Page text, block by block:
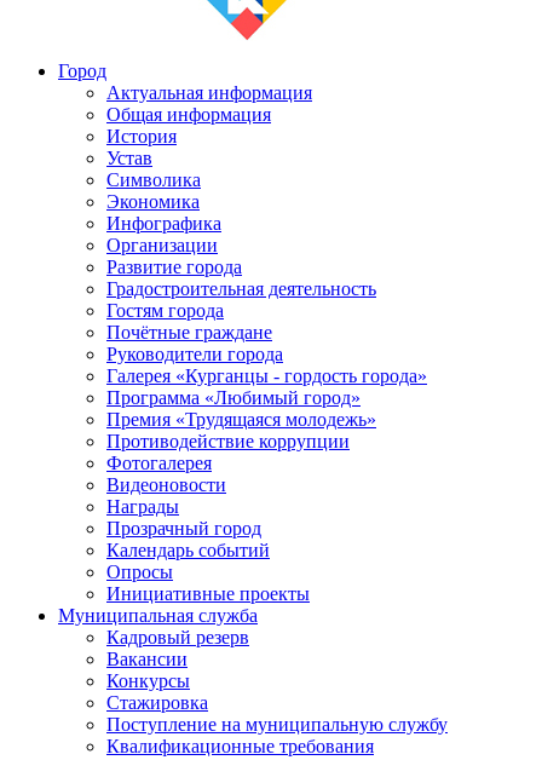
Город
Актуальная информация
Общая информация
История
Устав
Символика
Экономика
Инфографика
Организации
Развитие города
Градостроительная деятельность
Гостям города
Почётные граждане
Руководители города
Галерея «Курганцы - гордость города»
Программа «Любимый город»
Премия «Трудящаяся молодежь»
Противодействие коррупции
Фотогалерея
Видеоновости
Награды
Прозрачный город
Календарь событий
Опросы
Инициативные проекты
Муниципальная служба
Кадровый резерв
Вакансии
Конкурсы
Стажировка
Поступление на муниципальную службу
Квалификационные требования